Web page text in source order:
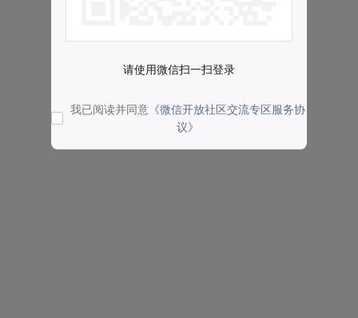
请使用微信扫一扫登录
我已阅读并同意 《微信开放社区交流专区服务协
议》